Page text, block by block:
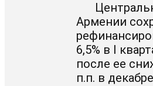
Армении
6,5% в I
после ее
п.п. в